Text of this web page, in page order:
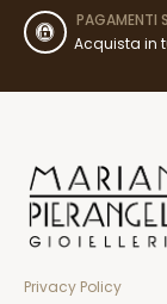
PAGAMENTI
Acquista in
Privacy Policy